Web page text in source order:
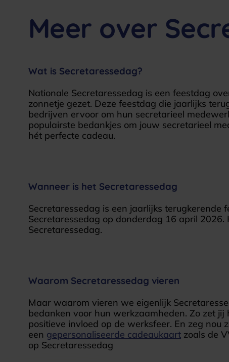
Meer over
Wat is Secretaressedag?
Nationale Secretaressedag is een feestdag
zonnetje gezet. Deze feestdag die jaarlijks
bedrijven ervoor om hun secretarieel
populairste bedankjes om jouw secretarieel
hét perfecte cadeau.
Wanneer is het Secretaressedag
Secretaressedag is een jaarlijks
Secretaressedag op donderdag 16 april
Secretaressedag.
Waarom Secretaressedag vieren
Maar waarom vieren we eigenlijk
bedanken voor hun werkzaamheden. Zo zet
positieve invloed op de werksfeer. En zeg
een gepersonaliseerde cadeaukaart zoals de
op Secretaressedag